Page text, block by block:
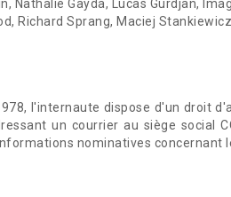
Nathalie Gayda, Lucas Gurdjan,
Richard Sprang, Maciej
l'internaute dispose d'un droit
un courrier au siège social
nominatives concernant